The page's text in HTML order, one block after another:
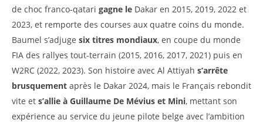
de choc franco-qatari gagne le Dakar en 2015, 2019, 2022 et
2023, et remporte des courses aux quatre coins du monde.
Baumel s’adjuge six titres mondiaux, en coupe du monde
FIA des rallyes tout-terrain (2015, 2016, 2017, 2021) puis en
W2RC (2022, 2023). Son histoire avec Al Attiyah s’arrête
brusquement après le Dakar 2024, mais le Français rebondit
vite et s’allie à Guillaume De Mévius et Mini, mettant son
expérience au service du jeune pilote belge avec l’ambition